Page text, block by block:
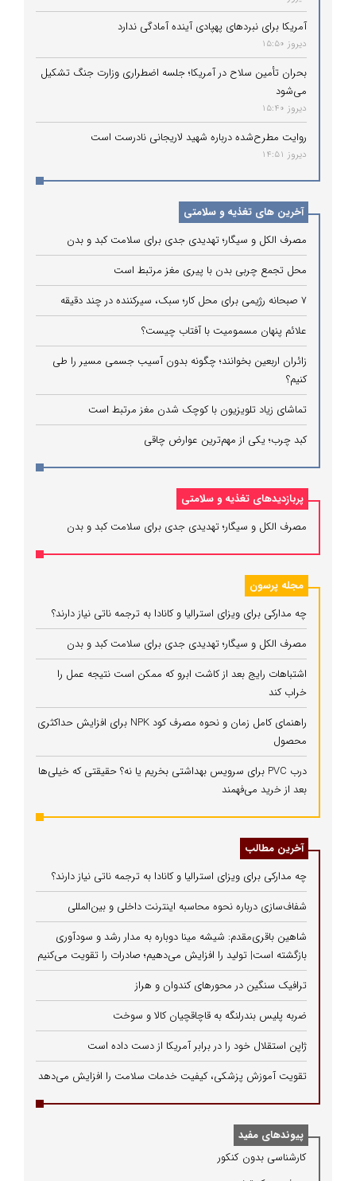
آمریکا برای نبردهای پهپادی آینده آمادگی ندارد
دیروز 15:50
بحران تأمین سلاح در آمریکا؛ جلسه اضطراری وزارت جنگ تشکیل
می‌شود
دیروز 15:40
روایت مطرح‌شده درباره شهید لاریجانی نادرست است
دیروز 14:51
آخرین های تغذیه و سلامتی
مصرف الکل و سیگار؛ تهدیدی جدی برای سلامت کبد و بدن
محل تجمع چربی بدن با پیری مغز مرتبط است
۷ صبحانه رژیمی برای محل کار؛ سبک، سیرکننده در چند دقیقه
علائم پنهان مسمومیت با آفتاب چیست؟
زائران اربعین بخوانند؛ چگونه بدون آسیب جسمی مسیر را طی
کنیم؟
تماشای زیاد تلویزیون با کوچک شدن مغز مرتبط است
کبد چرب؛ یکی از مهم‌ترین عوارض چاقی
پربازدیدهای تغذیه و سلامتی
مصرف الکل و سیگار؛ تهدیدی جدی برای سلامت کبد و بدن
مجله پرسون
چه مدارکی برای ویزای استرالیا و کانادا به ترجمه ناتی نیاز دارند؟
مصرف الکل و سیگار؛ تهدیدی جدی برای سلامت کبد و بدن
اشتباهات رایج بعد از کاشت ابرو که ممکن است نتیجه عمل را
خراب کند
راهنمای کامل زمان و نحوه مصرف کود NPK برای افزایش حداکثری
محصول
درب PVC برای سرویس بهداشتی بخریم یا نه؟ حقیقتی که خیلی‌ها
بعد از خرید می‌فهمند
آخرین مطالب
چه مدارکی برای ویزای استرالیا و کانادا به ترجمه ناتی نیاز دارند؟
شفاف‌سازی درباره نحوه محاسبه اینترنت داخلی و بین‌المللی
شاهین باقری‌مقدم: شیشه مینا دوباره به مدار رشد و سودآوری
بازگشته است| تولید را افزایش می‌دهیم؛ صادرات را تقویت می‌کنیم
ترافیک سنگین در محورهای کندوان و هراز
ضربه پلیس بندرلنگه به قاچاقچیان کالا و سوخت
ژاپن استقلال خود را در برابر آمریکا از دست داده است
تقویت آموزش پزشکی، کیفیت خدمات سلامت را افزایش می‌دهد
پیوندهای مفید
كارشناسی بدون كنكور